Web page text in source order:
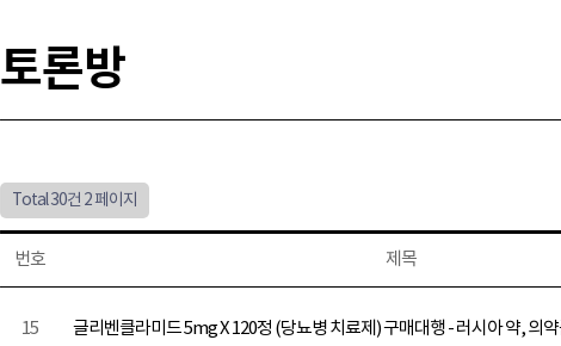
토론방
Total 30건 2 페이지
번호 제목
15 글리벤클라미드 5mg X 120정 (당뇨병 치료제) 구매대행 - 러시아 약, 의